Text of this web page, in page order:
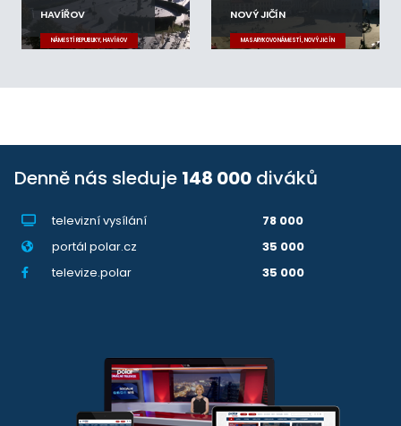
HAVÍŘOV
NÁMĚSTÍ REPUBLIKY, HAVÍŘOV
NOVÝ JIČÍN
MASARYKOVO NÁMĚSTÍ, NOVÝ JIČÍN
Denně nás sleduje 148 000 diváků
televizní vysílání
78 000
portál polar.cz
35 000
televize.polar
35 000